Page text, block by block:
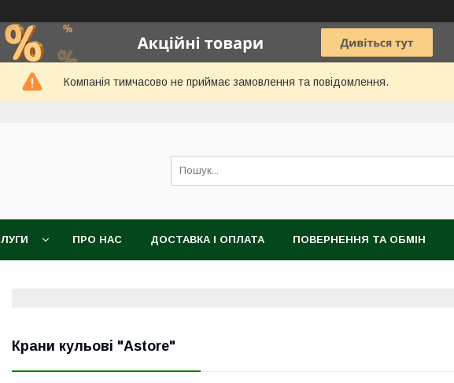
Компанія тимчасово не приймає замовлення та повідомлення.
ПРО НАС ДОСТАВКА І ОПЛАТА ПОВЕРНЕННЯ ТА ОБМІН
Крани кульові "Astore"